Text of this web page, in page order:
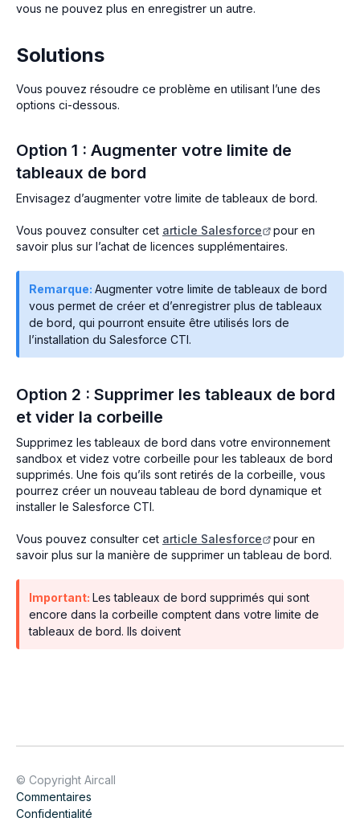
vous ne pouvez plus en enregistrer un autre.
Solutions
Vous pouvez résoudre ce problème en utilisant l’une des
options ci-dessous.
Option 1 : Augmenter votre limite de
tableaux de bord
Envisagez d’augmenter votre limite de tableaux de bord.
Vous pouvez consulter cet article Salesforce
pour en
savoir plus sur l’achat de licences supplémentaires.
Remarque: Augmenter votre limite de tableaux de bord
vous permet de créer et d’enregistrer plus de tableaux
de bord, qui pourront ensuite être utilisés lors de
l’installation du Salesforce CTI.
Option 2 : Supprimer les tableaux de bord
et vider la corbeille
Supprimez les tableaux de bord dans votre environnement
sandbox et videz votre corbeille pour les tableaux de bord
supprimés. Une fois qu’ils sont retirés de la corbeille, vous
pourrez créer un nouveau tableau de bord dynamique et
installer le Salesforce CTI.
Vous pouvez consulter cet article Salesforce
pour en
savoir plus sur la manière de supprimer un tableau de bord.
Important: Les tableaux de bord supprimés qui sont
encore dans la corbeille comptent dans votre limite de
tableaux de bord. Ils doivent
© Copyright Aircall
Commentaires
Confidentialité